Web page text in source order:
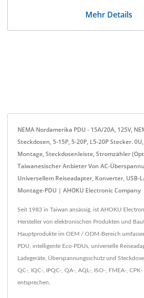
Mehr Details
NEMA Nordamerika PDU - 15A/20A, 125V,
Steckdosen, 5-15P, 5-20P, L5-20P Stecker.
Montage, Steckdosenleiste, Stromzähler
Taiwanesischer Anbieter Von AC-
Universellem Reiseadapter, Konverter, USB-
Montage-PDU | AHOKU Electronic Company
Seit 1983 in Taiwan ansässig, ist AHOKU
Hersteller von elektronischen Produkten und
Hauptprodukte im OEM / ODM-Bereich
PDU, intelligente Eco-PDUs, universelle
Ladegeräte, Überspannungsschutz und
QC-, IQC-, IPQC-, QA-, AQL-, ISO-, FMEA-,
entsprechen.